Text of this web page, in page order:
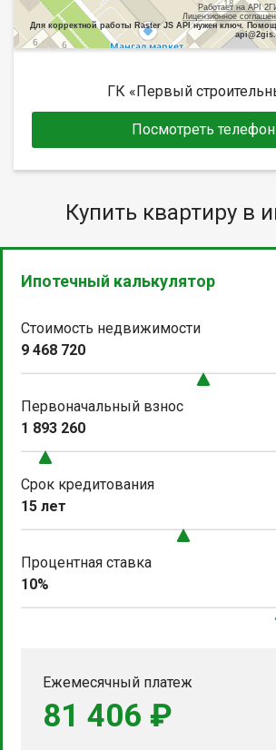
Работает на API
Лицензионное
Для корректной работы Raster JS API нужен ключ.
ГК «Первый
Посмотреть телефон
Купить квартиру в
Ипотечный калькулятор
Стоимость недвижимости
9 468 720
Первоначальный взнос
1 893 260
Срок кредитования
15 лет
Процентная ставка
10%
Ежемесячный платеж
81 406 ₽